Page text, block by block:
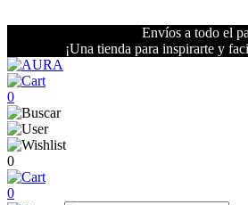
Envíos a todo el
¡Una tienda para inspirarte y
0
0
0